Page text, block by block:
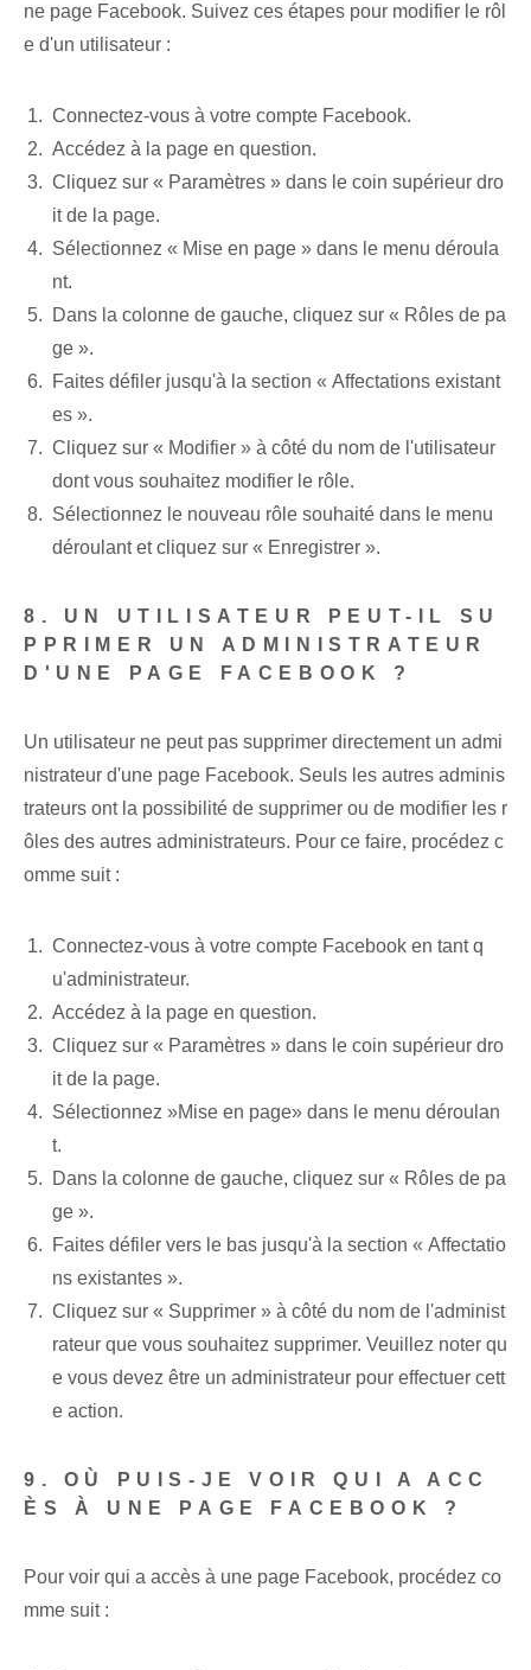
ne page Facebook. Suivez ces étapes pour modifier le rôl
e d'un utilisateur :
Connectez-vous à votre compte Facebook.
Accédez à la page en question.
Cliquez sur « Paramètres » dans le coin supérieur dro
it de la page.
Sélectionnez « Mise en page » dans le menu déroula
nt.
Dans la colonne de gauche, cliquez sur « Rôles de pa
ge ».
Faites défiler jusqu'à la section « Affectations existant
es ».
Cliquez⁢ sur « Modifier »⁣ à côté du nom de l'utilisateur
dont vous souhaitez modifier le rôle.
Sélectionnez le nouveau rôle souhaité dans le menu
déroulant et cliquez sur « Enregistrer ».
8. UN UTILISATEUR PEUT-IL SU
PPRIMER UN ADMINISTRATEUR
D'UNE PAGE FACEBOOK ?
Un utilisateur ne peut pas supprimer directement‌ un admi
nistrateur d'une page Facebook. ‌Seuls les autres adminis
trateurs ont la possibilité de supprimer ou de modifier les r
ôles des autres administrateurs. Pour ce faire, procédez c
omme suit :
Connectez-vous à votre compte Facebook en tant q
u'administrateur.
Accédez à la page⁢ en question.
Cliquez sur « Paramètres » dans le coin supérieur dro
it de la⁢ page.
Sélectionnez ⁤»Mise en page» dans le menu déroulan
t.
Dans la colonne de gauche, cliquez sur « Rôles de pa
ge ».
Faites défiler vers le bas⁤ jusqu'à la section « Affectatio
ns existantes‌ ».
Cliquez sur « Supprimer » à côté du nom⁤ de l'administ
rateur‍ que vous souhaitez supprimer.‌ Veuillez noter⁢ qu
e vous devez être un administrateur⁤ pour effectuer cett
e action.
9. OÙ PUIS-JE VOIR QUI A ACC
ÈS À UNE PAGE FACEBOOK ?
Pour voir qui a accès à une page Facebook, procédez co
mme suit :